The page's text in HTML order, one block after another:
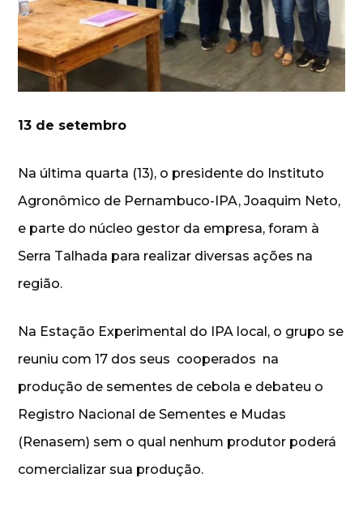
13 de setembro
Na última quarta (13), o presidente do Instituto
Agronômico de Pernambuco-IPA, Joaquim Neto,
e parte do núcleo gestor da empresa, foram à
Serra Talhada para realizar diversas ações na
região.
Na Estação Experimental do IPA local, o grupo se
reuniu com 17 dos seus cooperados na
produção de sementes de cebola e debateu o
Registro Nacional de Sementes e Mudas
(Renasem) sem o qual nenhum produtor poderá
comercializar sua produção.